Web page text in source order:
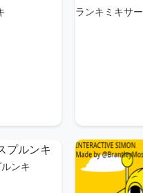
ランキミキサー
ンキ